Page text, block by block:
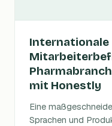
Internationale
mit Honestly
Eine
Sprachen und